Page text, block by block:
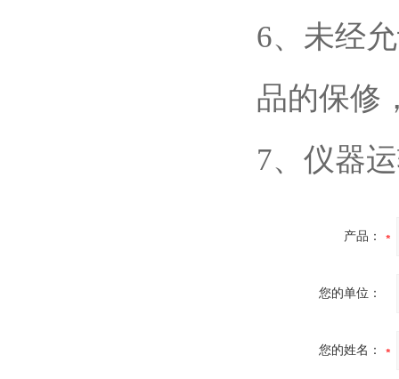
6、未经
品的保修
7、仪器
产品：
您的单位：
您的姓名：